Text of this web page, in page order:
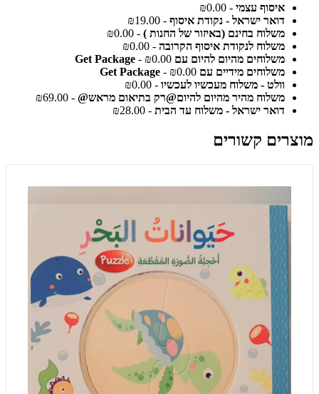
איסוף עצמי - ₪0.00
דואר ישראל - נקודת איסוף - ₪19.00
משלוח בחינם (באיזור של החנות ) - ₪0.00
משלוח לנקודת איסוף הקרובה - ₪0.00
משלוחים מהיום להיום עם Get Package - ₪0.00
משלוחים מידיים עם Get Package - ₪0.00
וולט - משלוח מעכשיו לעכשיו - ₪0.00
משלוח מהיר מהיום להיום@רק בתיאום מראש@ - ₪69.00
דואר ישראל - משלוח עד הבית - ₪28.00
מוצרים קשורים